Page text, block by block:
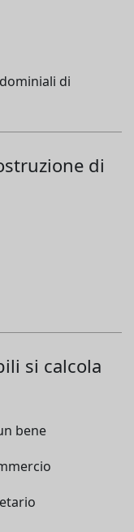
di
di
si calcola
bene